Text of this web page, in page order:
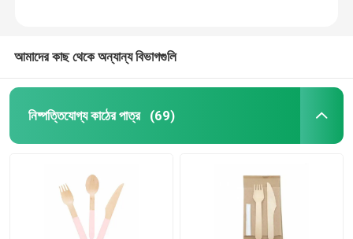
আমাদের কাছ থেকে অন্যান্য বিভাগগুলি
নিষ্পত্তিযোগ্য কাঠের পাত্র (69)